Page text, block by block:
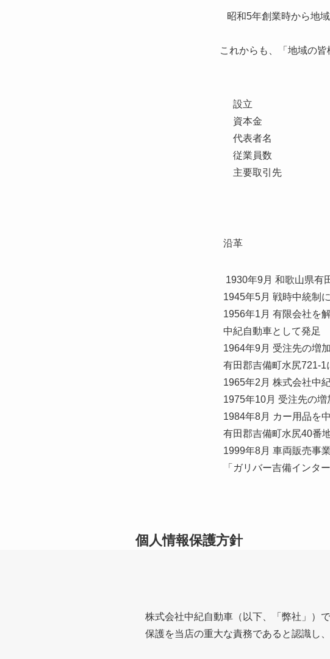
昭和5年創業時から地
これからも、「地域の
設立 1930
資本金 1000
代表者名 取締役社
従業員数 全体36人（男
主要取引先 株式会社イエロ
田辺ダイハツ販売、ス
メルセデスベンツ和歌
沿革
1930年9月 和歌山県有田郡藤
1945年5月 戦時中統制により合
1956年1月 有限会社を解散し、
中紀自動車として発足
1964年9月 受注先の増加に伴い
有田郡吉備町水尻721-1に
1965年2月 株式会社中紀自
1975年10月 受注先の増加と省
1984年8月 カー用品を中心とし
有田郡吉備町水尻40番地に
1999年8月 車両販売事業強化の
「ガリバー吉備インター店」
個人情報保護方針
株式会社中紀自動車（以下、「弊社」）
保護を当店の重大な責務であると認識し